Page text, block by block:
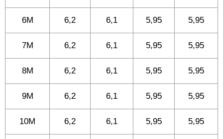
6M 6,2 6,1 5,95 5,95
7M 6,2 6,1 5,95 5,95
8M 6,2 6,1 5,95 5,95
9M 6,2 6,1 5,95 5,95
10M 6,2 6,1 5,95 5,95